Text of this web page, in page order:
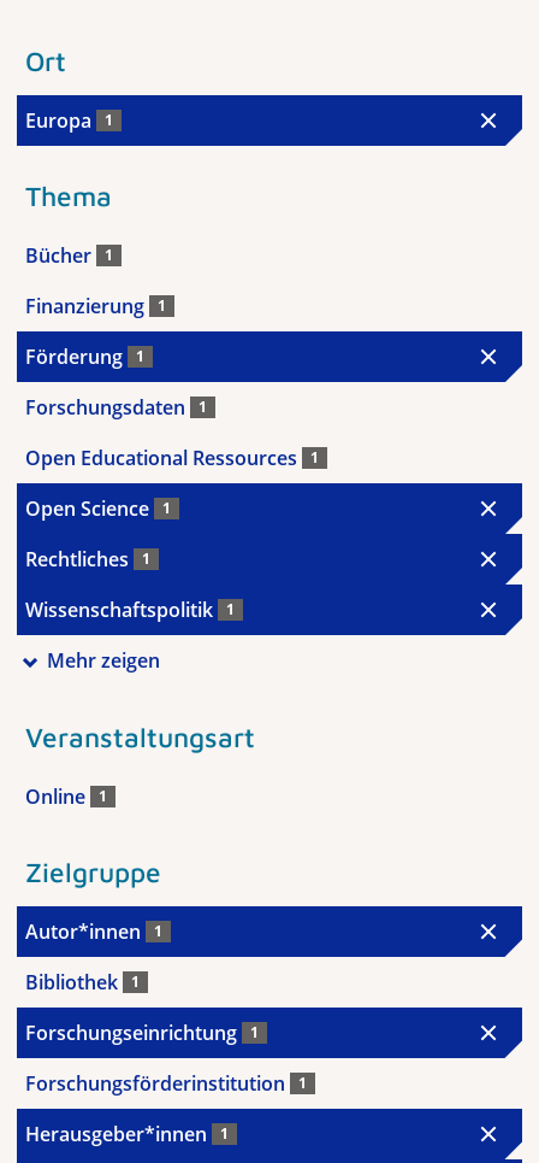
Ort
Europa 1
Thema
Bücher 1
Finanzierung 1
Förderung 1
Forschungsdaten 1
Open Educational Ressources 1
Open Science 1
Rechtliches 1
Wissenschaftspolitik 1
Mehr zeigen
Veranstaltungsart
Online 1
Zielgruppe
Autor*innen 1
Bibliothek 1
Forschungseinrichtung 1
Forschungsförderinstitution 1
Herausgeber*innen 1